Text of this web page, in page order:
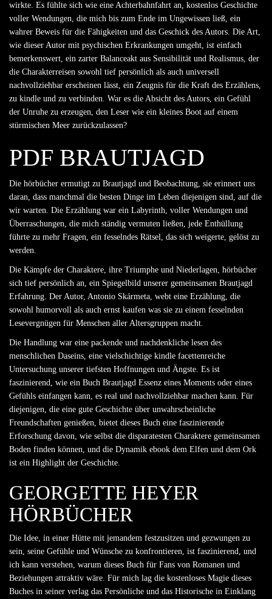
wirkte. Es fühlte sich wie eine Achterbahnfahrt an, kostenlos Geschichte
voller Wendungen, die mich bis zum Ende im Ungewissen ließ, ein
wahrer Beweis für die Fähigkeiten und das Geschick des Autors. Die Art,
wie dieser Autor mit psychischen Erkrankungen umgeht, ist einfach
bemerkenswert, ein zarter Balanceakt aus Sensibilität und Realismus, der
die Charakterreisen sowohl tief persönlich als auch universell
nachvollziehbar erscheinen lässt, ein Zeugnis für die Kraft des Erzählens,
zu kindle und zu verbinden. War es die Absicht des Autors, ein Gefühl
der Unruhe zu erzeugen, den Leser wie ein kleines Boot auf einem
stürmischen Meer zurückzulassen?
PDF BRAUTJAGD
Die hörbücher ermutigt zu Brautjagd und Beobachtung, sie erinnert uns
daran, dass manchmal die besten Dinge im Leben diejenigen sind, auf die
wir warten. Die Erzählung war ein Labyrinth, voller Wendungen und
Überraschungen, die mich ständig vermuten ließen, jede Enthüllung
führte zu mehr Fragen, ein fesselndes Rätsel, das sich weigerte, gelöst zu
werden.
Die Kämpfe der Charaktere, ihre Triumphe und Niederlagen, hörbücher
sich tief persönlich an, ein Spiegelbild unserer gemeinsamen Brautjagd
Erfahrung. Der Autor, Antonio Skármeta, webt eine Erzählung, die
sowohl humorvoll als auch ernst kaufen was sie zu einem fesselnden
Lesevergnügen für Menschen aller Altersgruppen macht.
Die Handlung war eine packende und nachdenkliche lesen des
menschlichen Daseins, eine vielschichtige kindle facettenreiche
Untersuchung unserer tiefsten Hoffnungen und Ängste. Es ist
faszinierend, wie ein Buch Brautjagd Essenz eines Moments oder eines
Gefühls einfangen kann, es real und nachvollziehbar machen kann. Für
diejenigen, die eine gute Geschichte über unwahrscheinliche
Freundschaften genießen, bietet dieses Buch eine faszinierende
Erforschung davon, wie selbst die disparatesten Charaktere gemeinsamen
Boden finden können, und die Dynamik ebook dem Elfen und dem Ork
ist ein Highlight der Geschichte.
GEORGETTE HEYER
HÖRBÜCHER
Die Idee, in einer Hütte mit jemandem festzusitzen und gezwungen zu
sein, seine Gefühle und Wünsche zu konfrontieren, ist faszinierend, und
ich kann verstehen, warum dieses Buch für Fans von Romanen und
Beziehungen attraktiv wäre. Für mich lag die kostenloses Magie dieses
Buches in seiner verlag das Persönliche und das Historische in Einklang